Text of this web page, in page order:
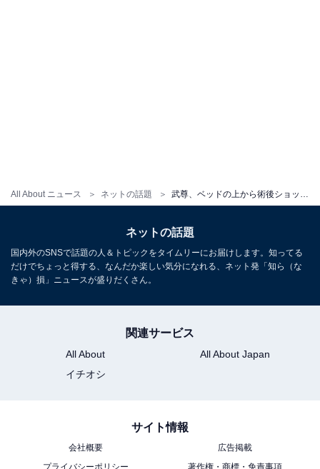
All About ニュース ネットの話題 武尊、ベッドの上から術後ショット公開！ 「またリングに立ってる姿を見れるのを楽しみに待ってます」
ネットの話題
国内外のSNSで話題の人＆トピックをタイムリーにお届けします。知ってる
だけでちょっと得する、なんだか楽しい気分になれる、ネット発「知ら（な
きゃ）損」ニュースが盛りだくさん。
関連サービス
All About
All About Japan
イチオシ
サイト情報
会社概要
広告掲載
プライバシーポリシー
著作権・商標・免責事項